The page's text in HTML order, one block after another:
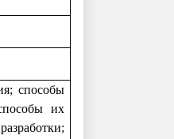
способы
их